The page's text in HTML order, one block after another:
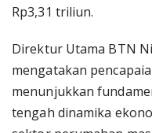
Rp3,31 triliun.
Direktur Utama BTN
mengatakan
menunjukkan
tengah dinamika